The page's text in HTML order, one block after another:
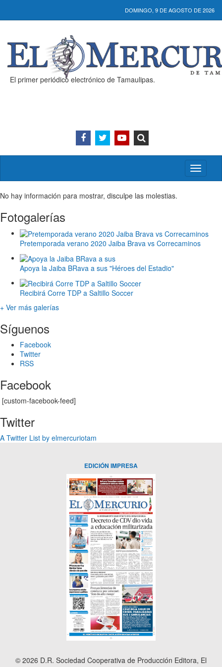
DOMINGO, 9 DE AGOSTO DE 2026
El primer periódico electrónico de Tamaulipas.
Activar/
menú
No hay información para mostrar, disculpe las molestias.
Fotogalerías
Pretemporada verano 2020 Jaiba Brava vs Correcaminos
Apoya la Jaiba BRava a sus "Héroes del Estadio"
Recibirá Corre TDP a Saltillo Soccer
+ Ver más galerías
Síguenos
Facebook
Twitter
RSS
Facebook
[custom-facebook-feed]
Twitter
A Twitter List by elmercuriotam
EDICIÓN IMPRESA
© 2026 D.R. Sociedad Cooperativa de Producción Editora, El